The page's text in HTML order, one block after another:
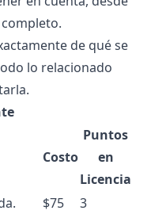
.
de qué se
lo relacionado
.
Costo
Puntos
en
Licencia
$75
3